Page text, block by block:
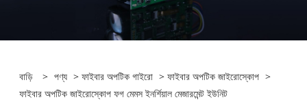
বাড়ি > পণ্য >ফাইবার অপটিক গাইরো >ফাইবার অপটিক জাইরোস্কোপ >
ফাইবার অপটিক জাইরোস্কোপ ফগ মেমস ইনর্শিয়াল মেজারমেন্ট ইউনিট